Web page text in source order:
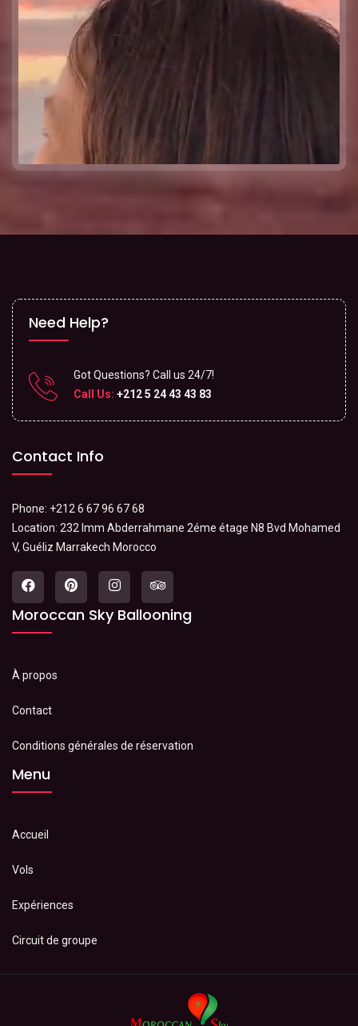
Need Help?
Got Questions? Call us 24/7!
Call Us: +212 5 24 43 43 83
Contact Info
Phone: +212 6 67 96 67 68
Location: 232 Imm Abderrahmane 2éme étage N8 Bvd Mohamed
V, Guéliz Marrakech Morocco
Moroccan Sky Ballooning
À propos
Contact
Conditions générales de réservation
Menu
Accueil
Vols
Expériences
Circuit de groupe